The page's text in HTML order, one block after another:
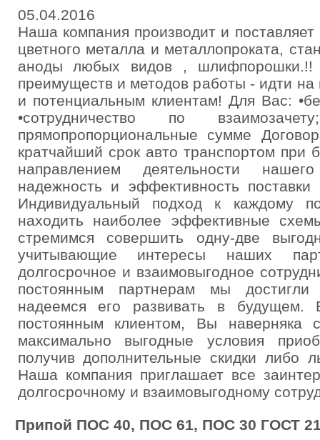
05.04.2016
Наша компания производит и
цветного металла и металлопроката,
аноды любых видов ,
преимуществ и методов работы - идти на
и потенциальным клиентам! Для Вас:
•сотрудничество по
прямопропорциональные сумме
кратчайший срок авто транспортом при
направлением деятельности
надежность и эффективность поставки
Индивидуальный подход к каждому
находить наиболее эффективные
стремимся совершить одну-две
учитывающие интересы наших
долгосрочное и взаимовыгодное
постоянным партнерам мы
надеемся его развивать в
постоянным клиентом, Вы наверняка
максимально выгодные условия
получив дополнительные скидки либо
Наша компания приглашает все
долгосрочному и взаимовыгодному
Припой ПОС 40, ПОС 61, ПОС 30 ГОСТ